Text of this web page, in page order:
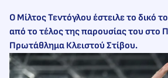
Ο Μίλτος Τεντόγλου έστειλε το δικό
από το τέλος της παρουσίας του στο
Πρωτάθλημα Κλειστού Στίβου.